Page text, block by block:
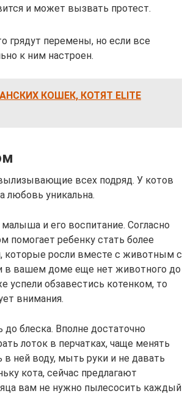
и может вызвать протест.
грядут перемены, но если все
к ним настроен.
КОШЕК, КОТЯТ ELITE
всех подряд. У котов
любовь уникальна.
и его воспитание. Согласно
ребенку стать более
росли вместе с животным с
в вашем доме еще нет животного до
успели обзавестись котенком, то
внимания.
блеска. Вполне достаточно
лоток в перчатках, чаще менять
ней воду, мыть руки и не давать
кота, сейчас предлагают
вам не нужно пылесосить каждый